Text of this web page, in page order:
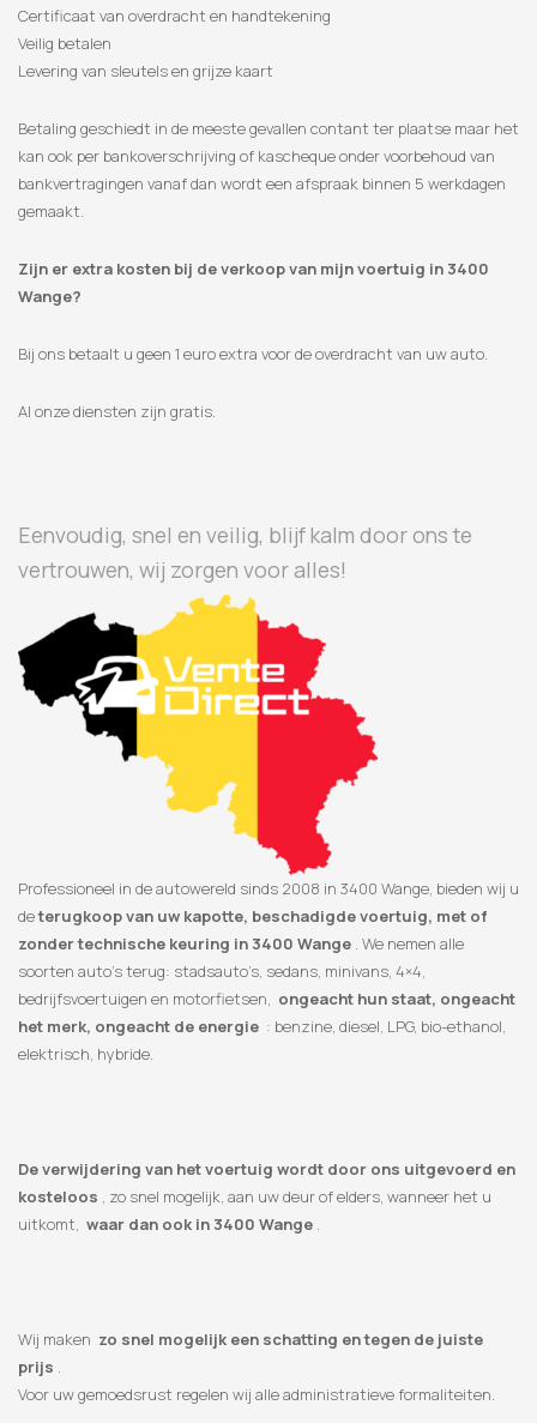
Certificaat van overdracht en handtekening
Veilig betalen
Levering van sleutels en grijze kaart
Betaling geschiedt in de meeste gevallen contant ter plaatse maar het
kan ook per bankoverschrijving of kascheque onder voorbehoud van
bankvertragingen vanaf dan wordt een afspraak binnen 5 werkdagen
gemaakt.
Zijn er extra kosten bij de verkoop van mijn voertuig in 3400
Wange?
Bij ons betaalt u geen 1 euro extra voor de overdracht van uw auto.
Al onze diensten zijn gratis.
Eenvoudig, snel en veilig, blijf kalm door ons te
vertrouwen, wij zorgen voor alles!
Professioneel in de autowereld sinds 2008 in 3400 Wange, bieden wij u
deterugkoop van uw kapotte, beschadigde voertuig, met of
zonder technische keuring in 3400 Wange . We nemen alle
soorten auto’s terug: stadsauto’s, sedans, minivans, 4×4,
bedrijfsvoertuigen en motorfietsen, ongeacht hun staat, ongeacht
het merk, ongeacht de energie : benzine, diesel, LPG, bio-ethanol,
elektrisch, hybride.
De verwijdering van het voertuig wordt door ons uitgevoerd en
kosteloos , zo snel mogelijk, aan uw deur of elders, wanneer het u
uitkomt, waar dan ook in 3400 Wange .
Wij maken zo snel mogelijk een schatting en tegen de juiste
prijs .
Voor uw gemoedsrust regelen wij alle administratieve formaliteiten.